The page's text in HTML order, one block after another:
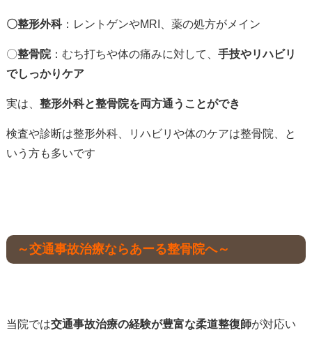
〇整形外科：レントゲンやMRI、薬の処方がメイン
〇整骨院：むち打ちや体の痛みに対して、 手技やリハビリ
でしっかりケア
実は、 整形外科と整骨院を両方通うことができ
検査や診断は整形外科、リハビリや体のケアは整骨院、と
いう方も多いです
～交通事故治療ならあーる整骨院へ～
当院では交通事故治療の経験が豊富な柔道整復師が対応い